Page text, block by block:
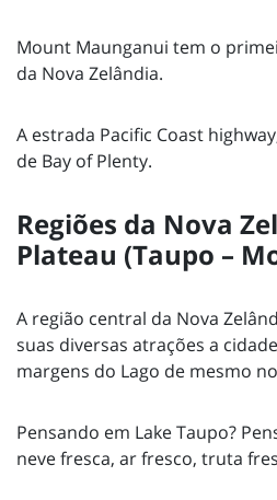
Mount Maunganui tem o
da Nova Zelândia.
A estrada Pacific Coast
de Bay of Plenty.
Regiões da Nova
Plateau (Taupo –
A região central da Nova
suas diversas atrações a
margens do Lago de mesmo
Pensando em Lake Taupo?
neve fresca, ar fresco, truta